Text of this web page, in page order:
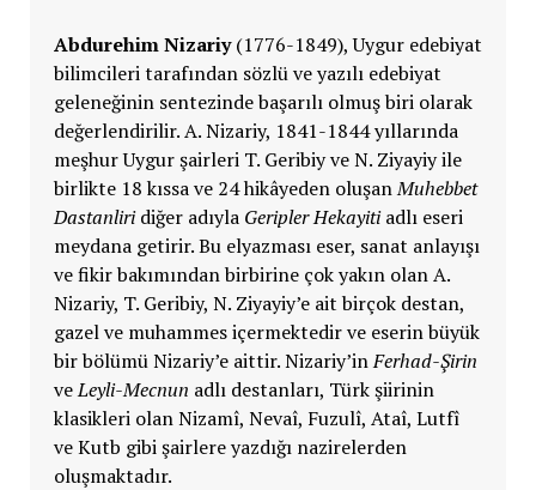
Abdurehim Nizariy(1776-1849), Uygur edebiyat
bilimcileri tarafından sözlü ve yazılı edebiyat
geleneğinin sentezinde başarılı olmuş biri olarak
değerlendirilir. A. Nizariy, 1841-1844 yıllarında
meşhur Uygur şairleri T. Geribiy ve N. Ziyayiy ile
birlikte 18 kıssa ve 24 hikâyeden oluşanMuhebbet
Dastanliridiğer adıyla Geripler Hekayitiadlı eseri
meydana getirir. Bu elyazması eser, sanat anlayışı
ve fikir bakımından birbirine çok yakın olan A.
Nizariy, T. Geribiy, N. Ziyayiy’e ait birçok destan,
gazel ve muhammes içermektedir ve eserin büyük
bir bölümü Nizariy’e aittir. Nizariy’inFerhad-Şirin
veLeyli-Mecnun adlı destanları, Türk şiirinin
klasikleri olan Nizamî, Nevaî, Fuzulî, Ataî, Lutfî
ve Kutb gibi şairlere yazdığı nazirelerden
oluşmaktadır.